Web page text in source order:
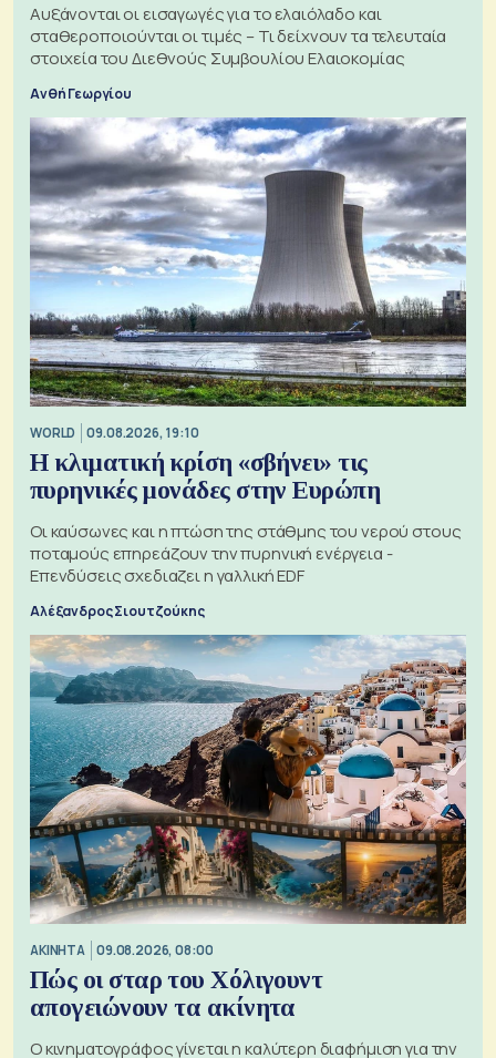
Αυξάνονται οι εισαγωγές για το ελαιόλαδο και
σταθεροποιούνται οι τιμές – Τι δείχνουν τα τελευταία
στοιχεία του Διεθνούς Συμβουλίου Ελαιοκομίας
Ανθή Γεωργίου
WORLD 09.08.2026, 19:10
Η κλιματική κρίση «σβήνει» τις
πυρηνικές μονάδες στην Ευρώπη
Οι καύσωνες και η πτώση της στάθμης του νερού στους
ποταμούς επηρεάζουν την πυρηνική ενέργεια -
Επενδύσεις σχεδιαζει η γαλλική EDF
Αλέξανδρος Σιουτζούκης
ΑΚΙΝΗΤΑ 09.08.2026, 08:00
Πώς οι σταρ του Χόλιγουντ
απογειώνουν τα ακίνητα
Ο κινηματογράφος γίνεται η καλύτερη διαφήμιση για την